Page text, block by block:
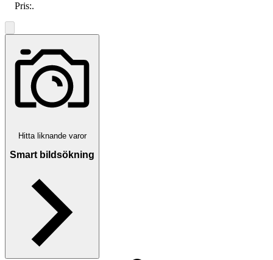
Åshammar
Sverige
Pris:.
Hitta liknande varor
Smart bildsökning